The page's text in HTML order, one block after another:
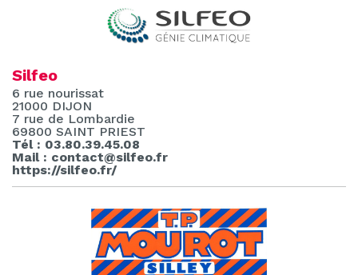
Silfeo
6 rue nourissat
21000 DIJON
7 rue de Lombardie
69800 SAINT PRIEST
Tél : 03.80.39.45.08
Mail : contact@silfeo.fr
https://silfeo.fr/